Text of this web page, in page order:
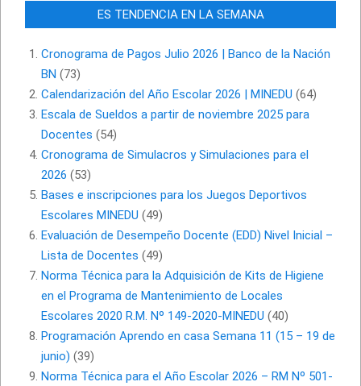
ES TENDENCIA EN LA SEMANA
Cronograma de Pagos Julio 2026 | Banco de la Nación
BN (73)
Calendarización del Año Escolar 2026 | MINEDU (64)
Escala de Sueldos a partir de noviembre 2025 para
Docentes (54)
Cronograma de Simulacros y Simulaciones para el
2026 (53)
Bases e inscripciones para los Juegos Deportivos
Escolares MINEDU (49)
Evaluación de Desempeño Docente (EDD) Nivel Inicial –
Lista de Docentes (49)
Norma Técnica para la Adquisición de Kits de Higiene
en el Programa de Mantenimiento de Locales
Escolares 2020 R.M. Nº 149-2020-MINEDU (40)
Programación Aprendo en casa Semana 11 (15 – 19 de
junio) (39)
Norma Técnica para el Año Escolar 2026 – RM Nº 501-